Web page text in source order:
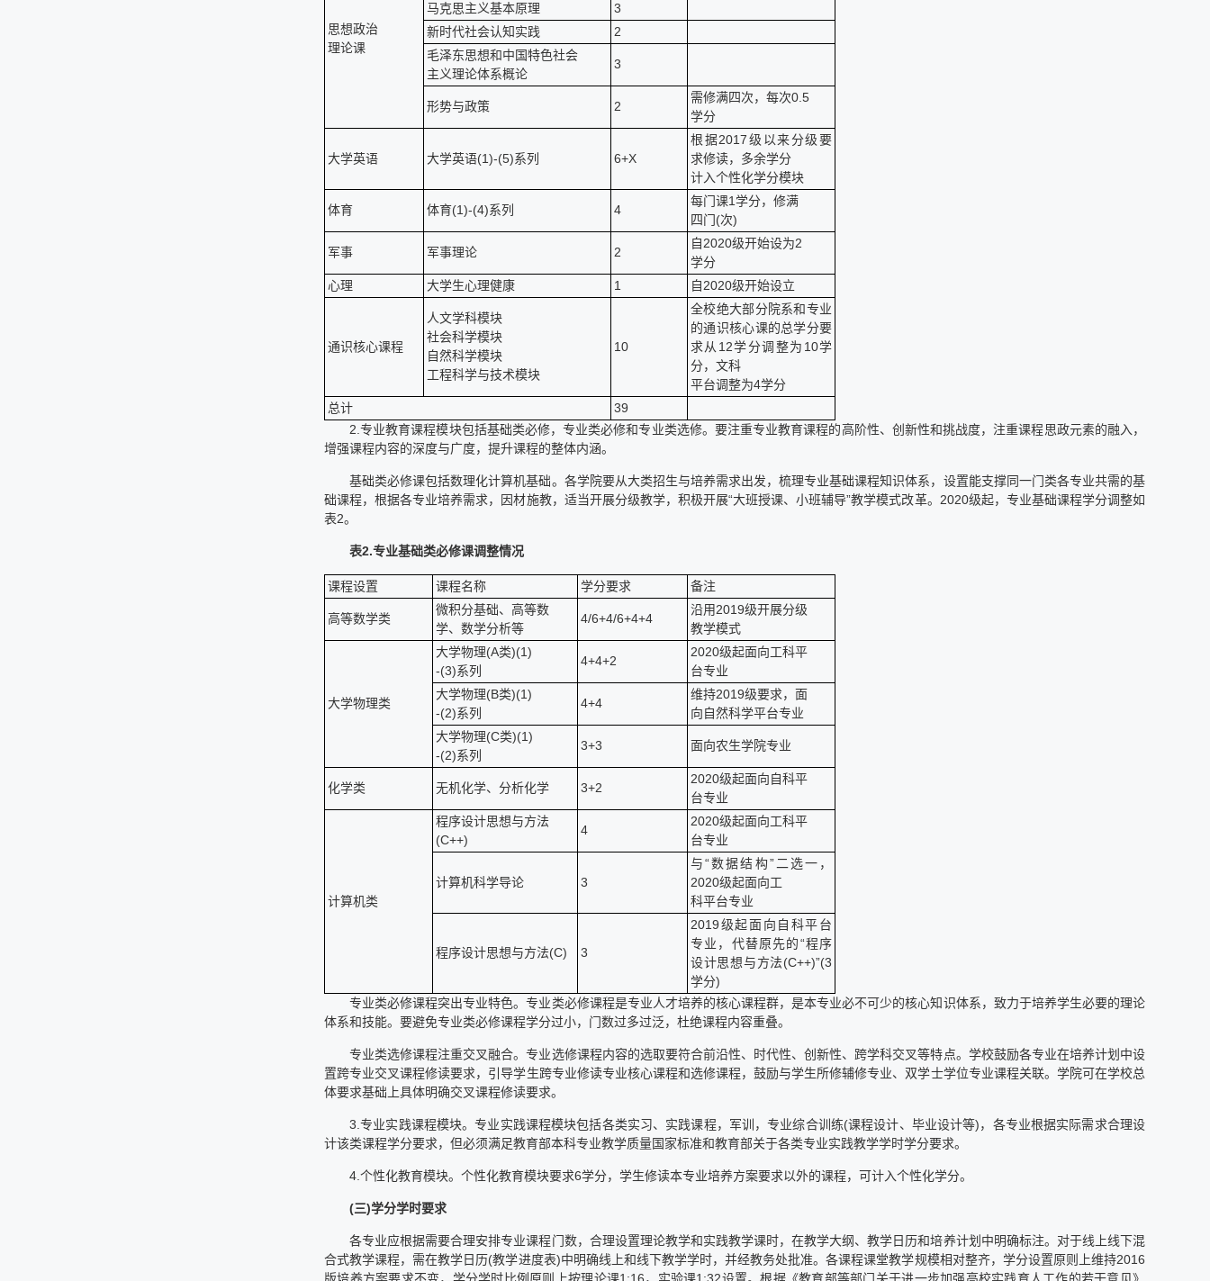
思想政治
理论课
马克思主义基本原理
3
新时代社会认知实践
2
毛泽东思想和中国特色社会
主义理论体系概论
3
形势与政策 2
需修满四次，每次0.5
学分
大学英语 大学英语(1)-(5)系列 6+X
根据2017级以来分级要
求修读，多余学分
计入个性化学分模块
体育 体育(1)-(4)系列 4
每门课1学分，修满
四门(次)
军事 军事理论 2
自2020级开始设为2
学分
心理
大学生心理健康 1 自2020级开始设立
通识核心课程
人文学科模块
社会科学模块
自然科学模块
工程科学与技术模块
10
全校绝大部分院系和专业
的通识核心课的总学分要
求从12学分调整为10学
分，文科
平台调整为4学分
总计
39
2.专业教育课程模块包括基础类必修，专业类必修和专业类选修。要注重专业教育课程的高阶性、创新性和挑战度，注重课程思政元素的融入，
增强课程内容的深度与广度，提升课程的整体内涵。
基础类必修课包括数理化计算机基础。各学院要从大类招生与培养需求出发，梳理专业基础课程知识体系，设置能支撑同一门类各专业共需的基
础课程，根据各专业培养需求，因材施教，适当开展分级教学，积极开展“大班授课、小班辅导”教学模式改革。2020级起，专业基础课程学分调整如
表2。
表2.专业基础类必修课调整情况
课程设置 课程名称 学分要求 备注
高等数学类
微积分基础、高等数
学、数学分析等
4/6+4/6+4+4
沿用2019级开展分级
教学模式
大学物理类
大学物理(A类)(1)
-(3)系列
4+4+2
2020级起面向工科平
台专业
大学物理(B类)(1)
-(2)系列
4+4
维持2019级要求，面
向自然科学平台专业
大学物理(C类)(1)
-(2)系列
3+3 面向农生学院专业
化学类 无机化学、分析化学 3+2
2020级起面向自科平
台专业
计算机类
程序设计思想与方法
(C++)
4
2020级起面向工科平
台专业
计算机科学导论 3
与“数据结构”二选一，
2020级起面向工
科平台专业
程序设计思想与方法(C) 3
2019级起面向自科平台
专业，代替原先的“程序
设计思想与方法(C++)”(3
学分)
专业类必修课程突出专业特色。专业类必修课程是专业人才培养的核心课程群，是本专业必不可少的核心知识体系，致力于培养学生必要的理论
体系和技能。要避免专业类必修课程学分过小，门数过多过泛，杜绝课程内容重叠。
专业类选修课程注重交叉融合。专业选修课程内容的选取要符合前沿性、时代性、创新性、跨学科交叉等特点。学校鼓励各专业在培养计划中设
置跨专业交叉课程修读要求，引导学生跨专业修读专业核心课程和选修课程，鼓励与学生所修辅修专业、双学士学位专业课程关联。学院可在学校总
体要求基础上具体明确交叉课程修读要求。
3.专业实践课程模块。专业实践课程模块包括各类实习、实践课程，军训，专业综合训练(课程设计、毕业设计等)，各专业根据实际需求合理设
计该类课程学分要求，但必须满足教育部本科专业教学质量国家标准和教育部关于各类专业实践教学学时学分要求。
4.个性化教育模块。个性化教育模块要求6学分，学生修读本专业培养方案要求以外的课程，可计入个性化学分。
(三)学分学时要求
各专业应根据需要合理安排专业课程门数，合理设置理论教学和实践教学课时，在教学大纲、教学日历和培养计划中明确标注。对于线上线下混
合式教学课程，需在教学日历(教学进度表)中明确线上和线下教学学时，并经教务处批准。各课程课堂教学规模相对整齐，学分设置原则上维持2016